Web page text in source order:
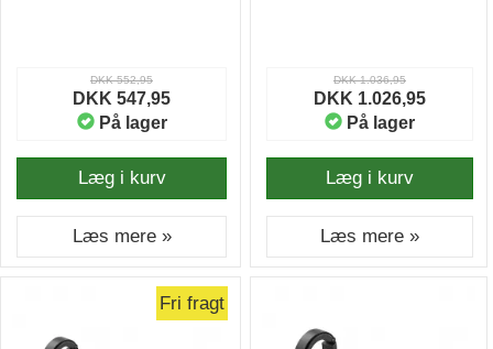
DKK 552,95
DKK 547,95
På lager
Læg i kurv
Læs mere »
DKK 1.036,95
DKK 1.026,95
På lager
Læg i kurv
Læs mere »
Fri fragt